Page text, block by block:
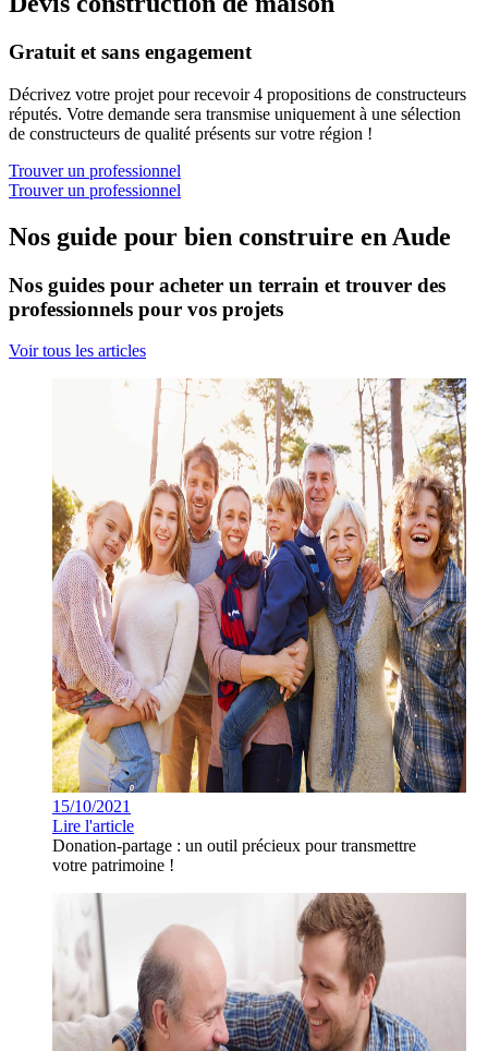
Gratuit et sans engagement
Décrivez votre projet pour recevoir 4 propositions de constructeurs
réputés. Votre demande sera transmise uniquement à une sélection
de constructeurs de qualité présents sur votre région !
Trouver un professionnel
Trouver un professionnel
Nos guide pour bien construire en Aude
Nos guides pour acheter un terrain et trouver des
professionnels pour vos projets
Voir tous les articles
15/10/2021
Lire l'article
Donation-partage : un outil précieux pour transmettre
votre patrimoine !